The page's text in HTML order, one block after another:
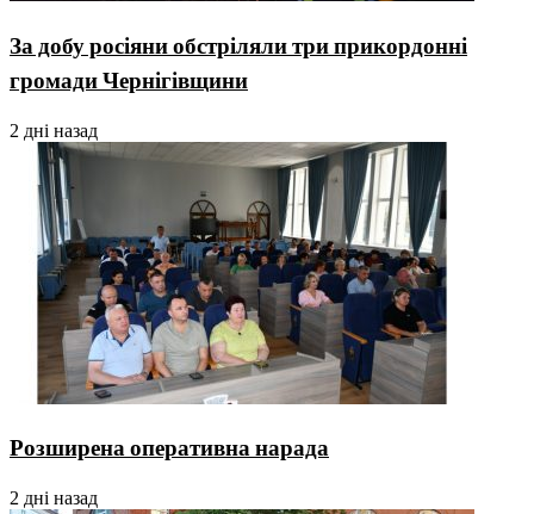
За добу росіяни обстріляли три прикордонні
громади Чернігівщини
2 дні назад
Розширена оперативна нарада
2 дні назад